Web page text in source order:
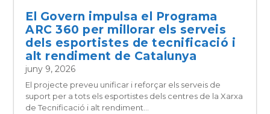
El Govern impulsa el Programa
ARC 360 per millorar els serveis
dels esportistes de tecnificació i
alt rendiment de Catalunya
juny 9, 2026
El projecte preveu unificar i reforçar els serveis de
suport per a tots els esportistes dels centres de la Xarxa
de Tecnificació i alt rendiment...